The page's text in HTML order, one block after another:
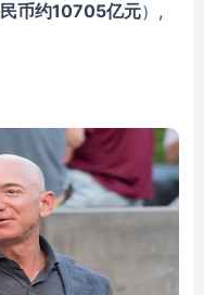
民币约10705亿元）,